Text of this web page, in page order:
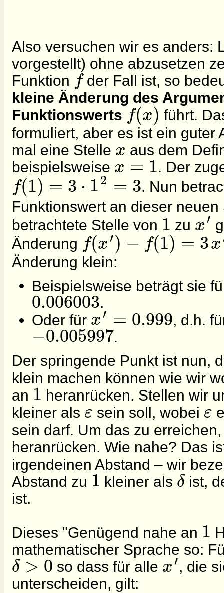
Also versuchen wir es anders:
vorgestellt) ohne abzusetzen
Funktion fder Fall ist, so
kleine Änderung des
Funktionswerts f(x) führt.
formuliert, aber es ist ein guter
mal eine Stelle x aus dem
beispielsweise x = 1. Der
f(1) = 3⋅ 12 = 3. Nun
Funktionswert an dieser
betrachtete Stelle von 1 zu x′
Änderung f(x′) − f(1) = 3x
Änderung klein:
Beispielsweise beträgt sie
0.006003.
Oder für x′ = 0.999, d.h.
−0.005997.
Der springende Punkt ist nun,
klein machen können wie wir
an 1 heranrücken. Stellen wir
kleiner als ε sein soll, wobei ε
sein darf. Um das zu
heranrücken. Wie nahe? Das
irgendeinen Abstand – wir
Abstand zu 1 kleiner als δ ist,
ist.
Dieses "Genügend nahe an 1
mathematischer Sprache so:
δ > 0 so dass für alle x′, die
unterscheiden, gilt: